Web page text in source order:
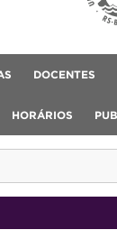
DOCENTES
HORÁRIOS